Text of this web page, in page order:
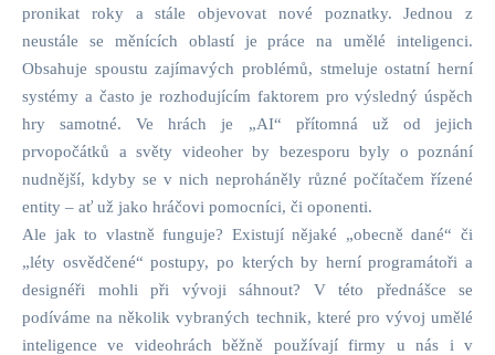
pronikat roky a stále objevovat nové poznatky. Jednou z
neustále se měnících oblastí je práce na umělé inteligenci.
Obsahuje spoustu zajímavých problémů, stmeluje ostatní herní
systémy a často je rozhodujícím faktorem pro výsledný úspěch
hry samotné. Ve hrách je „AI“ přítomná už od jejich
prvopočátků a světy videoher by bezesporu byly o poznání
nudnější, kdyby se v nich neproháněly různé počítačem řízené
entity – ať už jako hráčovi pomocníci, či oponenti.
Ale jak to vlastně funguje? Existují nějaké „obecně dané“ či
„léty osvědčené“ postupy, po kterých by herní programátoři a
designéři mohli při vývoji sáhnout? V této přednášce se
podíváme na několik vybraných technik, které pro vývoj umělé
inteligence ve videohrách běžně používají firmy u nás i v